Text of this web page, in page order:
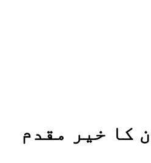
کا خیر مقدم